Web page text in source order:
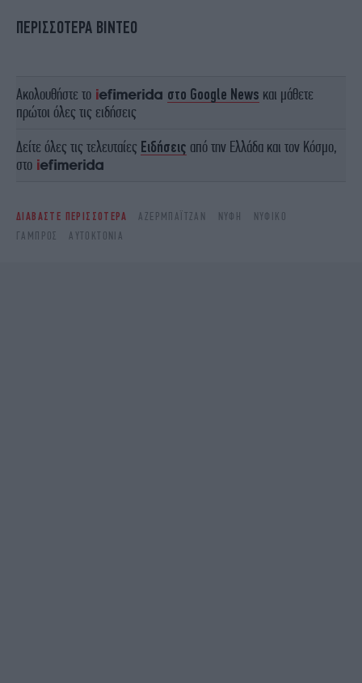
ΠΕΡΙΣΣΟΤΕΡΑ ΒΙΝΤΕΟ
Ακολουθήστε το στο Google News και μάθετε
πρώτοι όλες τις ειδήσεις
Δείτε όλες τις τελευταίες Ειδήσεις από την Ελλάδα και τον Κόσμο,
στο
ΔΙΑΒΑΣΤΕ ΠΕΡΙΣΣΟΤΕΡΑ ΑΖΕΡΜΠΑΪΤΖΆΝ ΝΎΦΗ
ΝΥΦΙΚΌ
ΓΑΜΠΡΌΣ
ΑΥΤΟΚΤΟΝΊΑ